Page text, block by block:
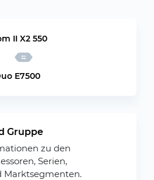
II X2 550
E7500
Gruppe
zu den
Serien,
Marktsegmenten.